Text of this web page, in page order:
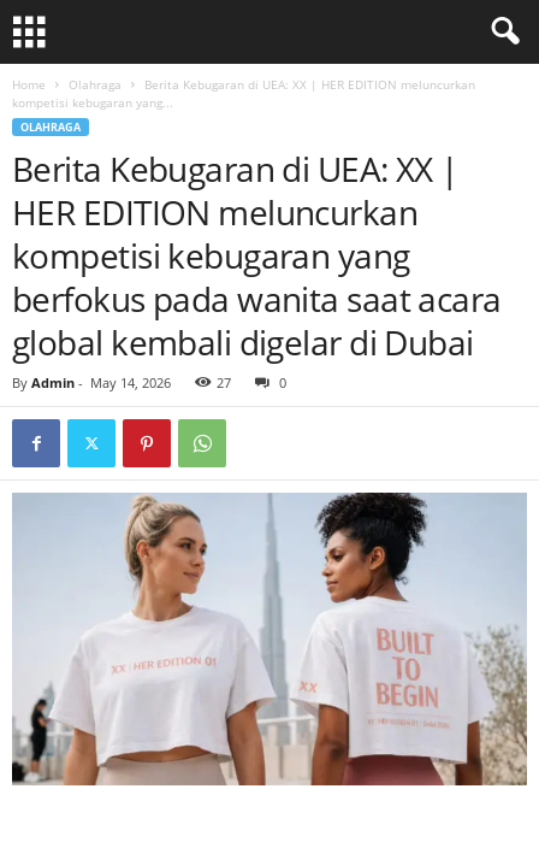
Home Olahraga
Berita Kebugaran di UEA: XX | HER EDITION meluncurkan
kompetisi kebugaran yang...
OLAHRAGA
Berita Kebugaran di UEA: XX |
HER EDITION meluncurkan
kompetisi kebugaran yang
berfokus pada wanita saat acara
global kembali digelar di Dubai
By Admin - May 14, 2026 27 0